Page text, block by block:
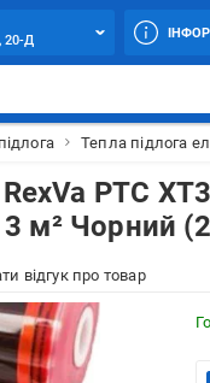
20-Д
Тепла підлога
PTC
3 м² Чорний
відгук про товар